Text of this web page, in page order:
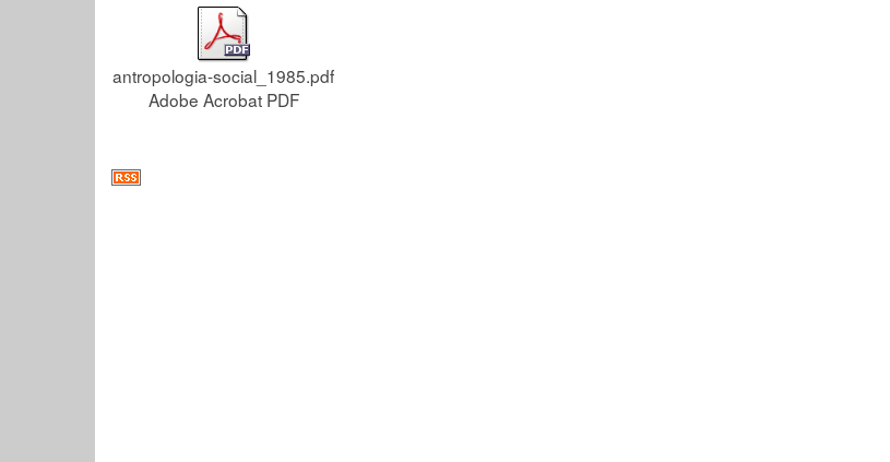
antropologia-social_1985.pdf
Adobe Acrobat PDF